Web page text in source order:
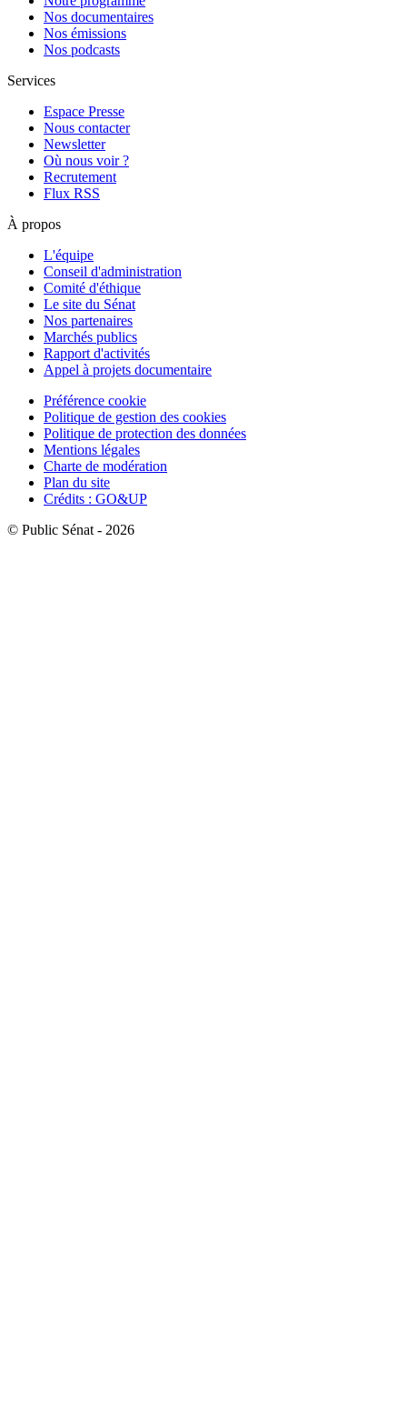
Nos documentaires
Nos émissions
Nos podcasts
Services
Espace Presse
Nous contacter
Newsletter
Où nous voir ?
Recrutement
Flux RSS
À propos
L'équipe
Conseil d'administration
Comité d'éthique
Le site du Sénat
Nos partenaires
Marchés publics
Rapport d'activités
Appel à projets documentaire
Préférence cookie
Politique de gestion des cookies
Politique de protection des données
Mentions légales
Charte de modération
Plan du site
Crédits : GO&UP
© Public Sénat - 2026